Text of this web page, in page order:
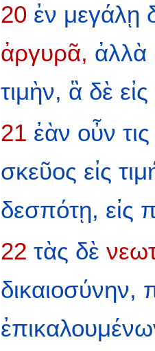
20 ἐν μεγάλῃ
ἀργυρᾶ, ἀλλὰ
τιμὴν, ἃ δὲ εἰς
21 ἐὰν οὖν τις
σκεῦος εἰς
δεσπότῃ, εἰς
22 τὰς δὲ
δικαιοσύνην,